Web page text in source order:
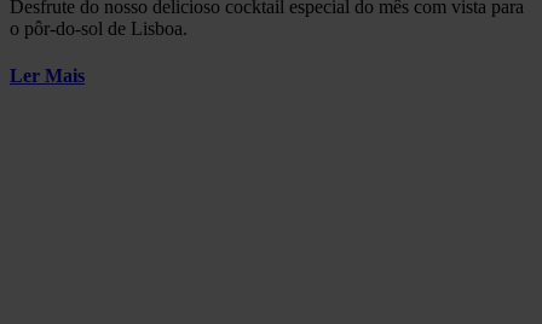
Desfrute do nosso delicioso cocktail especial do mês com vista para
o pôr-do-sol de Lisboa.
Ler Mais